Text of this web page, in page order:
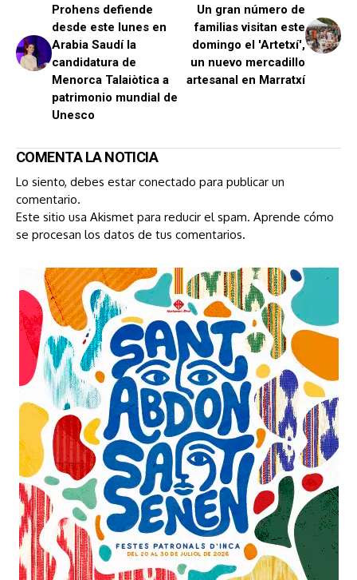
Prohens defiende
desde este lunes en
Arabia Saudí la
candidatura de
Menorca Talaiòtica a
patrimonio mundial de
Unesco
Un gran número de
familias visitan este
domingo el 'Artetxí',
un nuevo mercadillo
artesanal en Marratxí
COMENTA LA NOTICIA
Lo siento, debes estar conectado para publicar un
comentario.
Este sitio usa Akismet para reducir el spam. Aprende cómo
se procesan los datos de tus comentarios.